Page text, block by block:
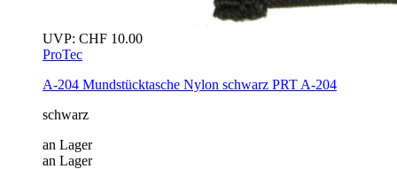
UVP: CHF 10.00
ProTec
A-204 Mundstücktasche Nylon schwarz PRT A-204
schwarz
an Lager
an Lager